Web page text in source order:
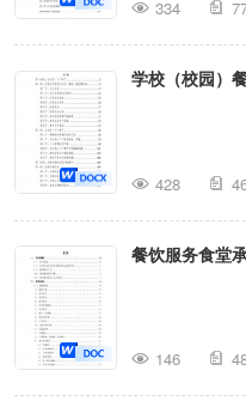
334
学校（校园）
428
餐饮服务食堂
146